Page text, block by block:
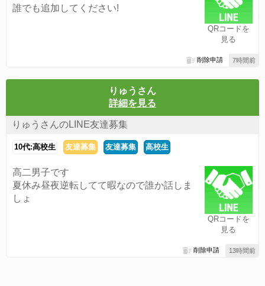
QRコードを
見る
誰でも追加してください!
7時間前
削除申請
りゅうさん
詳細を見る
りゅうさんのLINE友達募集
10代:高校生 友達募集 友達募集 高校生
QRコードを
見る
高二男子です
夏休み昼夜逆転してて暇なので誰か話しま
しょ
13時間前
削除申請